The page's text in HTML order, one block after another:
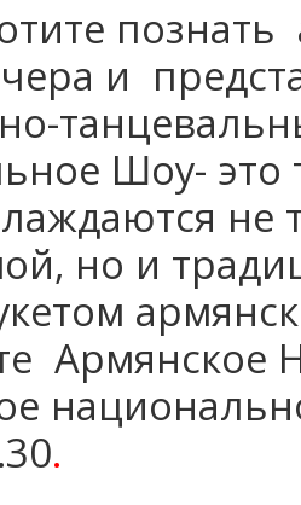
познать
и
Шоу- это
не
но и
Армянское
.